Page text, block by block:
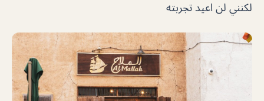
لكنني لن اعيد تجربته